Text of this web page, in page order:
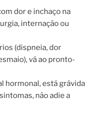
dor e inchaço na
internação ou
(dispneia, dor
vá ao pronto-
hormonal, está grávida
não adie a